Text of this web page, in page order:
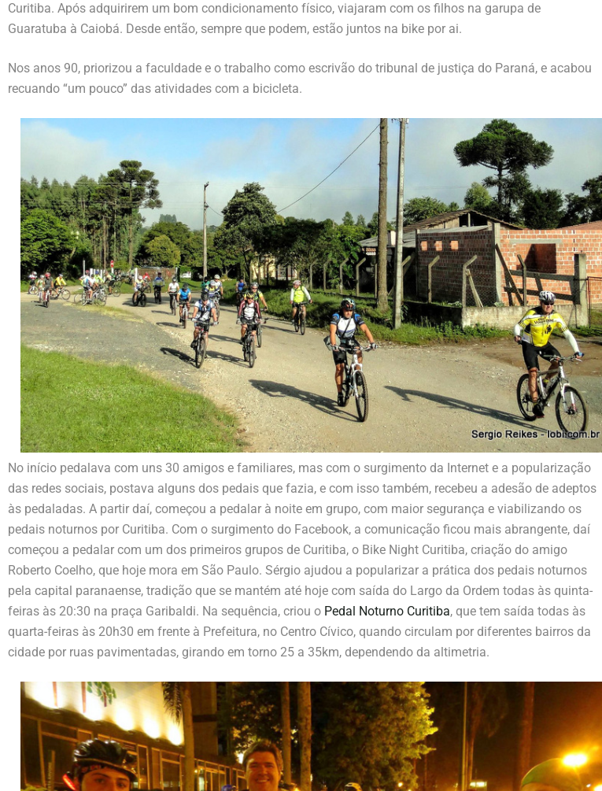
Curitiba. Após adquirirem um bom condicionamento físico, viajaram com os filhos na garupa de
Guaratuba à Caiobá. Desde então, sempre que podem, estão juntos na bike por ai.
Nos anos 90, priorizou a faculdade e o trabalho como escrivão do tribunal de justiça do Paraná, e acabou
recuando “um pouco” das atividades com a bicicleta.
No início pedalava com uns 30 amigos e familiares, mas com o surgimento da Internet e a popularização
das redes sociais, postava alguns dos pedais que fazia, e com isso também, recebeu a adesão de adeptos
às pedaladas. A partir daí, começou a pedalar à noite em grupo, com maior segurança e viabilizando os
pedais noturnos por Curitiba. Com o surgimento do Facebook, a comunicação ficou mais abrangente, daí
começou a pedalar com um dos primeiros grupos de Curitiba, o Bike Night Curitiba, criação do amigo
Roberto Coelho, que hoje mora em São Paulo. Sérgio ajudou a popularizar a prática dos pedais noturnos
pela capital paranaense, tradição que se mantém até hoje com saída do Largo da Ordem todas às quinta-
feiras às 20:30 na praça Garibaldi. Na sequência, criou o Pedal Noturno Curitiba, que tem saída todas às
quarta-feiras às 20h30 em frente à Prefeitura, no Centro Cívico, quando circulam por diferentes bairros da
cidade por ruas pavimentadas, girando em torno 25 a 35km, dependendo da altimetria.